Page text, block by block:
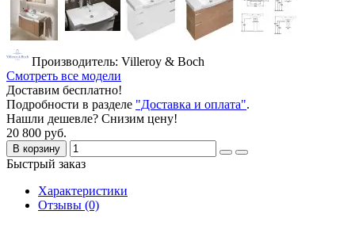
Производитель: Villeroy & Boch
Смотреть все модели
Доставим бесплатно!
Подробности в разделе "Доставка и оплата".
Нашли дешевле? Снизим цену!
20 800 руб.
В корзину
Быстрый заказ
Характеристики
Отзывы (0)